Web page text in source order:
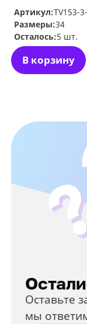
В корзину
Артикул:TV153-
Размеры:34
Осталось:5 шт.
Оставьте
мы